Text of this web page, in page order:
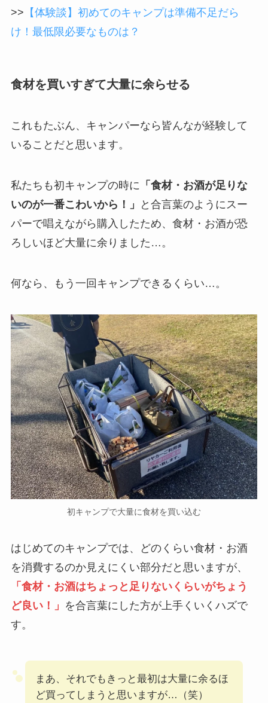
>> 【体験談】初めてのキャンプは準備不足だら
け！最低限必要なものは？
食材を買いすぎて大量に余らせる
これもたぶん、キャンパーなら皆んなが経験して
いることだと思います。
私たちも初キャンプの時に 「食材・お酒が足りな
いのが一番こわいから！」
と合言葉のようにスー
パーで唱えながら購入したため、食材・お酒が恐
ろしいほど大量に余りました…。
何なら、もう一回キャンプできるくらい…。
初キャンプで大量に食材を買い込む
はじめてのキャンプでは、どのくらい食材・お酒
を消費するのか見えにくい部分だと思いますが、
「食材・お酒はちょっと足りないくらいがちょう
ど良い！」 を合言葉にした方が上手くいくハズで
す。
まあ、それでもきっと最初は大量に余るほ
ど買ってしまうと思いますが…（笑）